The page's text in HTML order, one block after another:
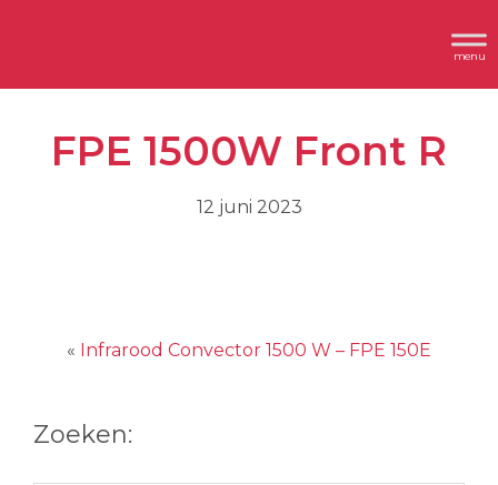
inhoud
Header
Rechts
FPE 1500W Front R
12 juni 2023
« Infrarood Convector 1500 W – FPE 150E
Zoeken: